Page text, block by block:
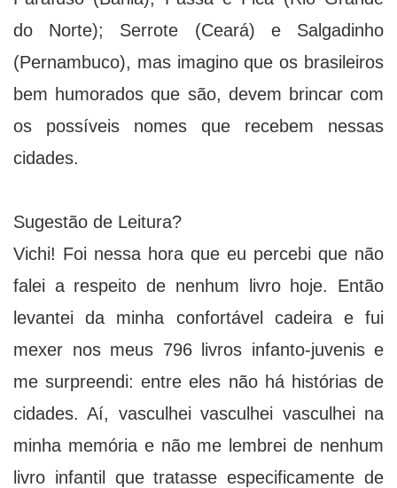
do Norte); Serrote (Ceará) e Salgadinho
(Pernambuco), mas imagino que os brasileiros
bem humorados que são, devem brincar com
os possíveis nomes que recebem nessas
cidades.
Sugestão de Leitura?
Vichi! Foi nessa hora que eu percebi que não
falei a respeito de nenhum livro hoje. Então
levantei da minha confortável cadeira e fui
mexer nos meus 796 livros infanto-juvenis e
me surpreendi: entre eles não há histórias de
cidades. Aí, vasculhei vasculhei vasculhei na
minha memória e não me lembrei de nenhum
livro infantil que tratasse especificamente de